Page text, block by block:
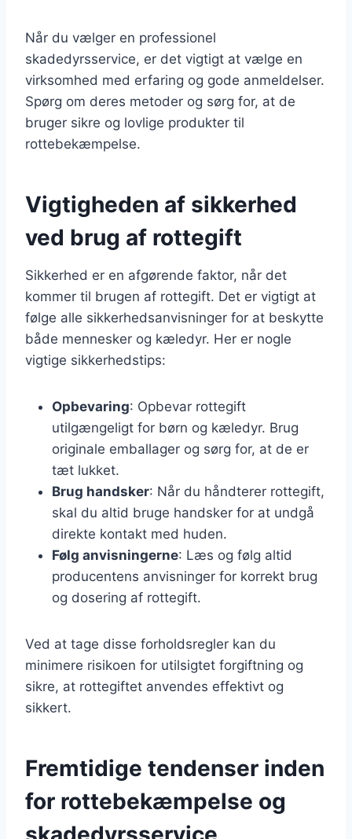
Når du vælger en professionel
skadedyrsservice, er det vigtigt at vælge en
virksomhed med erfaring og gode anmeldelser.
Spørg om deres metoder og sørg for, at de
bruger sikre og lovlige produkter til
rottebekæmpelse.
Vigtigheden af sikkerhed
ved brug af rottegift
Sikkerhed er en afgørende faktor, når det
kommer til brugen af rottegift. Det er vigtigt at
følge alle sikkerhedsanvisninger for at beskytte
både mennesker og kæledyr. Her er nogle
vigtige sikkerhedstips:
Opbevaring: Opbevar rottegift
utilgængeligt for børn og kæledyr. Brug
originale emballager og sørg for, at de er
tæt lukket.
Brug handsker: Når du håndterer rottegift,
skal du altid bruge handsker for at undgå
direkte kontakt med huden.
Følg anvisningerne: Læs og følg altid
producentens anvisninger for korrekt brug
og dosering af rottegift.
Ved at tage disse forholdsregler kan du
minimere risikoen for utilsigtet forgiftning og
sikre, at rottegiftet anvendes effektivt og
sikkert.
Fremtidige tendenser inden
for rottebekæmpelse og